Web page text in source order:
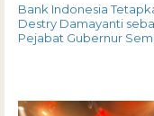
Bank Indonesia
Destry Damayanti
Pejabat Gubernur